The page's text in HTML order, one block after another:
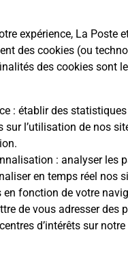
expérience, La Poste
des cookies (ou
des cookies sont
: établir des statistiques
sur l’utilisation de nos
: analyser les
en temps réel nos
fonction de votre
de vous adresser des
d’intérêts sur
De La Tour
La Poste
du courrierlundià
nouvel onglet